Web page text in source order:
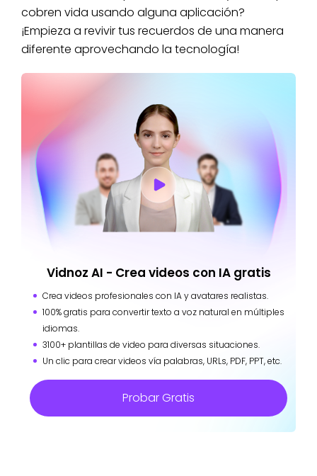
cobren vida usando alguna aplicación?
¡Empieza a revivir tus recuerdos de una manera
diferente aprovechando la tecnología!
Vidnoz AI - Crea videos con IA gratis
Crea videos profesionales con IA y avatares realistas.
100% gratis para convertir texto a voz natural en múltiples
idiomas.
3100+ plantillas de video para diversas situaciones.
Un clic para crear videos vía palabras, URLs, PDF, PPT, etc.
Probar Gratis